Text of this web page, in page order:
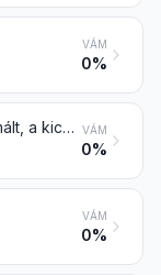
VÁM
0%
Mindenfajta kén, a szublimált, a kicsapott és a kolloid kén kivételével VÁM
0%
VÁM
0%